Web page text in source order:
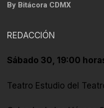
By Bitácora CDMX
REDACCIÓN
Sábado 30, 19:00
Teatro Estudio del